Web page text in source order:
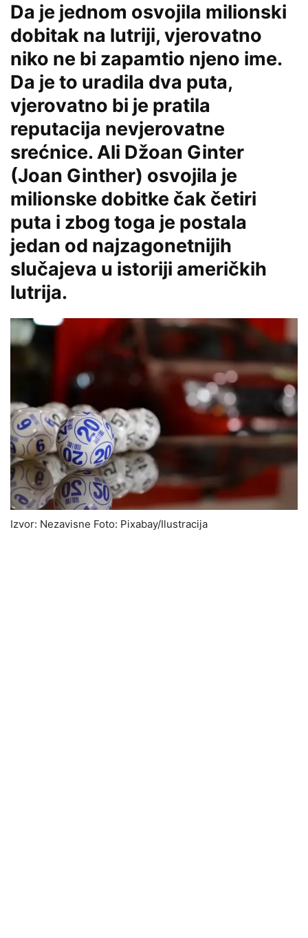
Da je jednom osvojila milionski
dobitak na lutriji, vjerovatno
niko ne bi zapamtio njeno ime.
Da je to uradila dva puta,
vjerovatno bi je pratila
reputacija nevjerovatne
srećnice. Ali Džoan Ginter
(Joan Ginther) osvojila je
milionske dobitke čak četiri
puta i zbog toga je postala
jedan od najzagonetnijih
slučajeva u istoriji američkih
lutrija.
Izvor: Nezavisne Foto: Pixabay/Ilustracija